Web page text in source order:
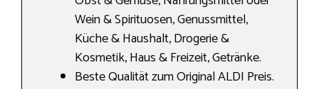
Wein & Spirituosen, Genussmittel,
Küche & Haushalt, Drogerie &
Kosmetik, Haus & Freizeit, Getränke.
Beste Qualität zum Original ALDI Preis.